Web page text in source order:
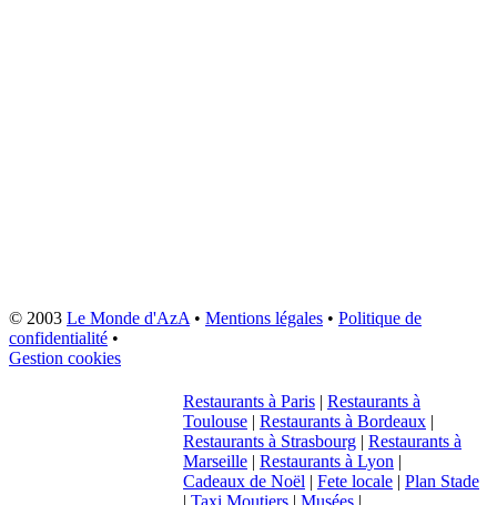
© 2003 Le Monde d'AzA• Mentions légales • Politique de
confidentialité •
Gestion cookies
Restaurants à Paris | Restaurants à
Toulouse | Restaurants à Bordeaux |
Restaurants à Strasbourg | Restaurants à
Marseille | Restaurants à Lyon |
Cadeaux de Noël | Fete locale | Plan Stade